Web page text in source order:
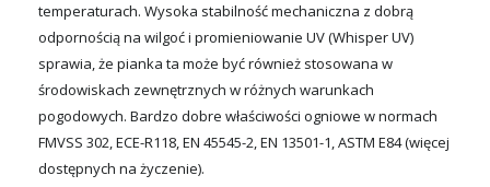
temperaturach. Wysoka stabilność mechaniczna z dobrą
odpornością na wilgoć i promieniowanie UV (Whisper UV)
sprawia, że pianka ta może być również stosowana w
środowiskach zewnętrznych w różnych warunkach
pogodowych. Bardzo dobre właściwości ogniowe w normach
FMVSS 302, ECE-R118, EN 45545-2, EN 13501-1, ASTM E84 (więcej
dostępnych na życzenie).